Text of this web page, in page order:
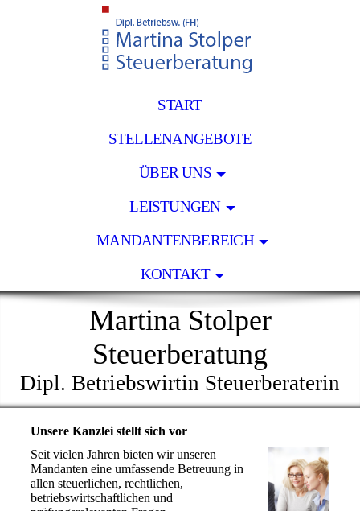
START
STELLENANGEBOTE
ÜBER UNS
LEISTUNGEN
MANDANTENBEREICH
KONTAKT
Martina Stolper
Steuerberatung
Dipl. Betriebswirtin Steuerberaterin
Unsere Kanzlei stellt sich vor
Seit vielen Jahren bieten wir unseren
Mandanten eine umfassende Betreuung in
allen steuerlichen, rechtlichen,
betriebswirtschaftlichen und